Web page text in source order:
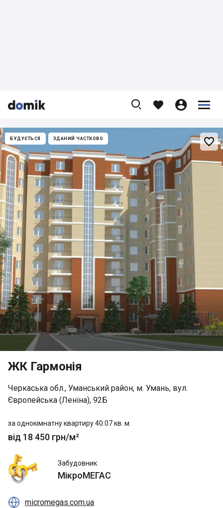


    


БУДУЄТЬСЯ ЗДАНИЙ ЧАСТКОВО 
ЖК Гармонія
Черкаська обл., Уманський район, м. Умань, вул.
Європейська (Леніна), 92Б
за однокімнатну квартиру 40.07 кв. м.
від 18 450 грн/м²
МікроМЕГАС Забудовник
МікроМЕГАС
 micromegas.com.ua